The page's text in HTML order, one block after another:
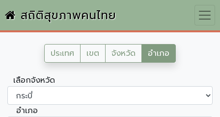
สถิติสุขภาพคนไทย
ประเทศ เขต จังหวัด อำเภอ
เลือกจังหวัด
อำเภอ